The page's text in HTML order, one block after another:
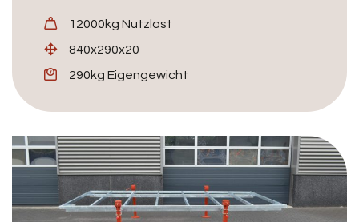
12000kg Nutzlast
840x290x20
290kg Eigengewicht